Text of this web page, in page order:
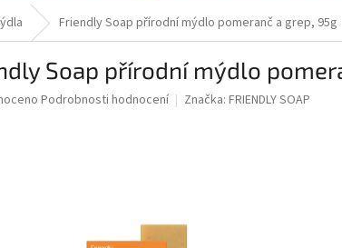
Friendly Soap přírodní mýdlo pomeranč a grep, 95g
Soap přírodní mýdlo
Podrobnosti hodnocení Značka: FRIENDLY SOAP